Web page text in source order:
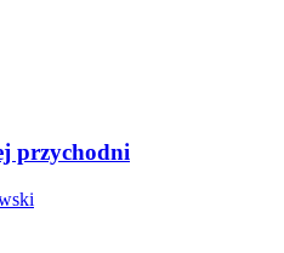
przychodni